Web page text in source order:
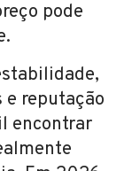
pode
reputação
encontrar